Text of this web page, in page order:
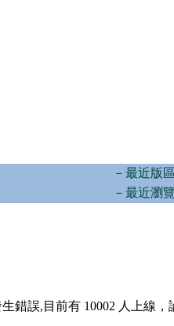
－最近版
－最近瀏
錯誤,目前有 10002 人上線